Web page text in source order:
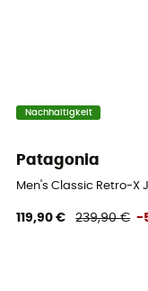
Nachhaltigkeit
Patagonia
Men's Classic Retro-X
119,90 € 239,90 € -